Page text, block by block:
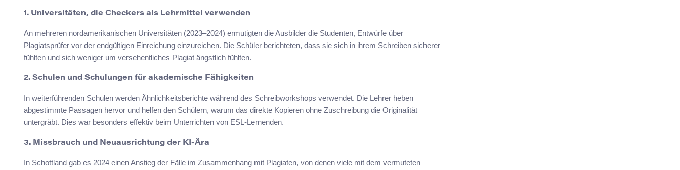
1. Universitäten, die Checkers als Lehrmittel verwenden
An mehreren nordamerikanischen Universitäten (2023–2024) ermutigten die Ausbilder die Studenten, Entwürfe über
Plagiatsprüfer vor der endgültigen Einreichung einzureichen. Die Schüler berichteten, dass sie sich in ihrem Schreiben sicherer
fühlten und sich weniger um versehentliches Plagiat ängstlich fühlten.
2. Schulen und Schulungen für akademische Fähigkeiten
In weiterführenden Schulen werden Ähnlichkeitsberichte während des Schreibworkshops verwendet. Die Lehrer heben
abgestimmte Passagen hervor und helfen den Schülern, warum das direkte Kopieren ohne Zuschreibung die Originalität
untergräbt. Dies war besonders effektiv beim Unterrichten von ESL-Lernenden.
3. Missbrauch und Neuausrichtung der KI-Ära
In Schottland gab es 2024 einen Anstieg der Fälle im Zusammenhang mit Plagiaten, von denen viele mit dem vermuteten